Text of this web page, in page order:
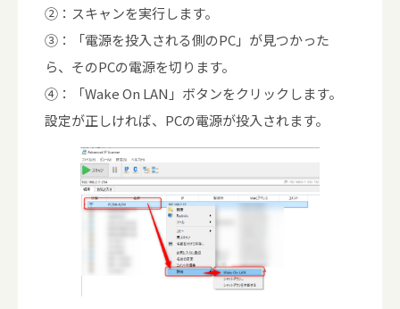
②：スキャンを実行します。
③：「電源を投入される側のPC」が見つかった
ら、そのPCの電源を切ります。
④：「Wake On LAN」ボタンをクリックします。
設定が正しければ、PCの電源が投入されます。